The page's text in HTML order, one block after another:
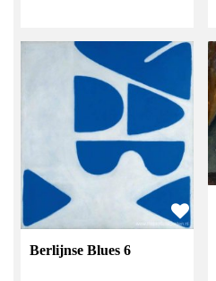
Berlijnse Blues 6